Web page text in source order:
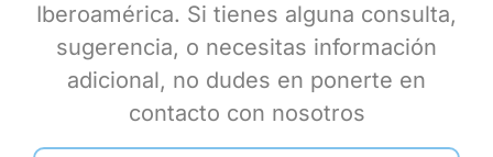
Iberoamérica. Si tienes alguna consulta,
sugerencia, o necesitas información
adicional, no dudes en ponerte en
contacto con nosotros